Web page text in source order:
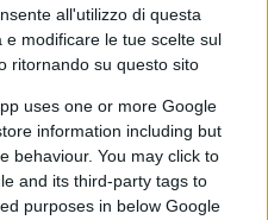
all'utilizzo di questa
modificare le tue scelte sul
ritornando su questo sito
uses one or more Google
information including but
behaviour. You may click to
and its third-party tags to
purposes in below Google
delle forze
superstizione e
Poi, quasi
è cambiato e, da una
più o meno sempre
in Occidente è
profondo e ampio da